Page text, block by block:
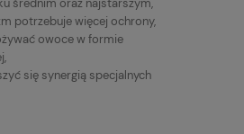
średnim oraz najstarszym,
potrzebuje więcej ochrony,
owoce w formie
się synergią specjalnych